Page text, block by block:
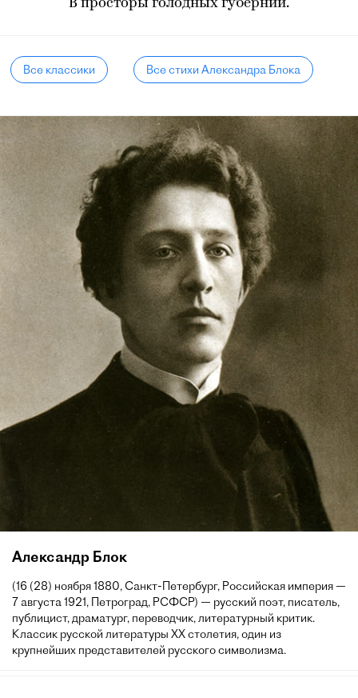
В просторы голодных губерний.
Все классики Все стихи Александра Блока
Александр Блок
(16 (28) ноября 1880, Санкт-Петербург, Российская империя —
7 августа 1921, Петроград, РСФСР) — русский поэт, писатель,
публицист, драматург, переводчик, литературный критик.
Классик русской литературы XX столетия, один из
крупнейших представителей русского символизма.